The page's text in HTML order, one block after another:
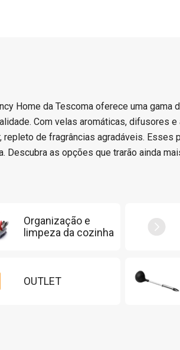
Home da Tescoma oferece uma
Com velas aromáticas, difusores
repleto de fragrâncias agradáveis. Esses
Descubra as opções que trarão ainda
Organização e
limpeza da cozinha
OUTLET